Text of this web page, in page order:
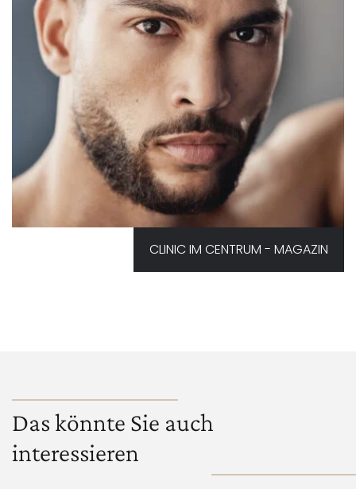
CLINIC IM CENTRUM - MAGAZIN
Das könnte Sie auch
interessieren